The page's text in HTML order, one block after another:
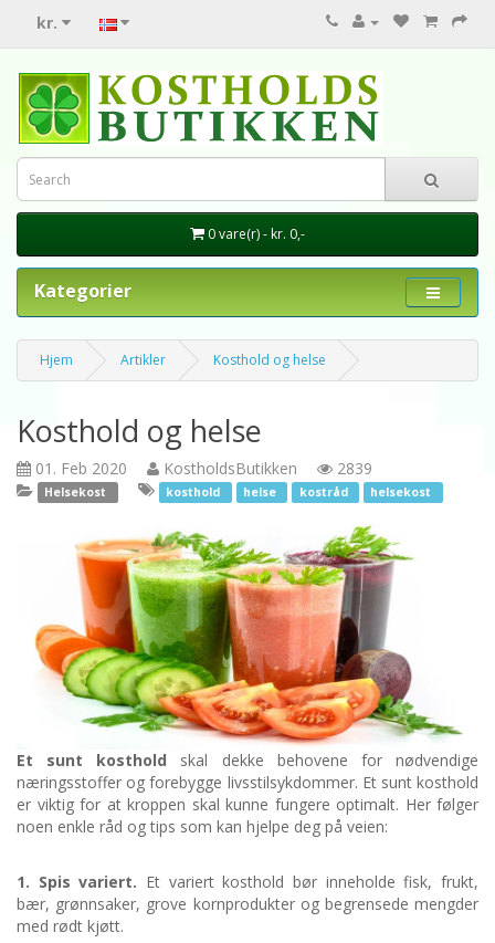
kr.
0 vare(r) - kr. 0,-
Kategorier
Hjem Artikler Kosthold og helse
Kosthold og helse
01. Feb 2020 KostholdsButikken 2839
Helsekost kosthold helse kostråd helsekost
Et sunt kosthold skal dekke behovene for nødvendige
næringsstoffer og forebygge livsstilsykdommer. Et sunt kosthold
er viktig for at kroppen skal kunne fungere optimalt. Her følger
noen enkle råd og tips som kan hjelpe deg på veien:
1. Spis variert. Et variert kosthold bør inneholde fisk, frukt,
bær, grønnsaker, grove kornprodukter og begrensede mengder
med rødt kjøtt.